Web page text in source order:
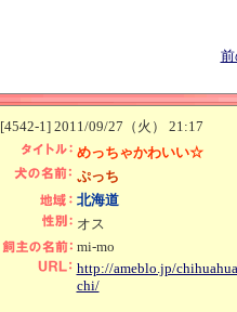
[4542-1] 2011/09/27（火） 21:17
めっちゃかわいい☆
ぷっち
北海道
オス
mi-mo
http://ameblo.jp/
chi/